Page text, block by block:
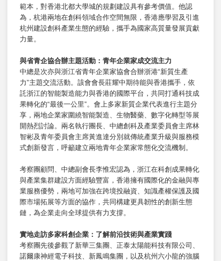
範本，對香港北都大學城的規劃建設具有參考價值。他認
為，杭港兩地在創科領域合作空間無限，香港應學習及引進
杭州建設創科產業生態的經驗，攜手為國家高質量發展貢獻
力量。
與省青企協合辦主題活動：青年企業家成交流主力
中總是次亦與浙江省青年企業家協會合辦浙港“新質生產
力”主題交流活動。該會會長莊耀中期待能與香港攜手，依
託浙江的智能製造能力與香港的國際平台，共同打通科技成
果轉化的“最後一公里”。會上多家新質企業代表進行主題分
享，兩地企業家圍繞智能製造、生物醫藥、數字化轉型等展
開熱烈討論。兩名執行團長、中總創科及產業委員會主席林
智彬及青年委員會主席黃進達分別就傳統產業升級與服務模
式創新發言，呼籲建立兩地青年企業家常態化交流機制。
考察團顧問、中總副會長李惟宏認為，浙江在科創成果轉化
與產業集群建設方面經驗豐富，香港擁有國際化的金融與專
業服務優勢，兩地可加強在跨境投融資、知識產權保護及國
際市場拓展等方面的協作，共同構建更具韌性的創新生態
鏈，為企業走向全球提供有力支撐。
實地走訪多家科創企業：了解前沿技術與產業實踐
考察團先後參觀了新華三集團、正泰太陽能科技有限公司、
諾爾康神經電子科技、新鳳鳴集團，以及杭州六小龍的強腦